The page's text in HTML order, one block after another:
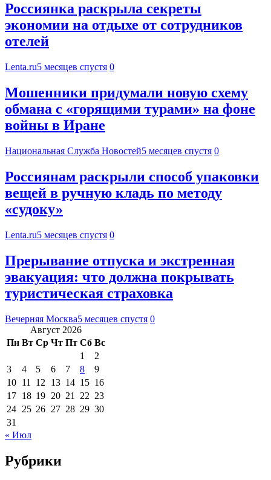
Россиянка раскрыла секреты
экономии на отдыхе от сотрудников
отелей
Lenta.ru5 месяцев спустя 0
Мошенники придумали новую схему
обмана с «горящими турами» на фоне
войны в Иране
Национальная Служба Новостей5 месяцев спустя 0
Россиянам раскрыли способ упаковки
вещей в ручную кладь по методу
«судоку»
Lenta.ru5 месяцев спустя 0
Прерывание отпуска и экстренная
эвакуация: что должна покрывать
туристическая страховка
Вечерняя Москва5 месяцев спустя 0
Август 2026
Пн Вт Ср Чт Пт Сб Вс
1
2
3
4 5 6 7 8
9
10 11 12 13 14 15 16
17 18 19 20 21 22 23
24 25 26 27 28 29 30
31
« Июл
Рубрики